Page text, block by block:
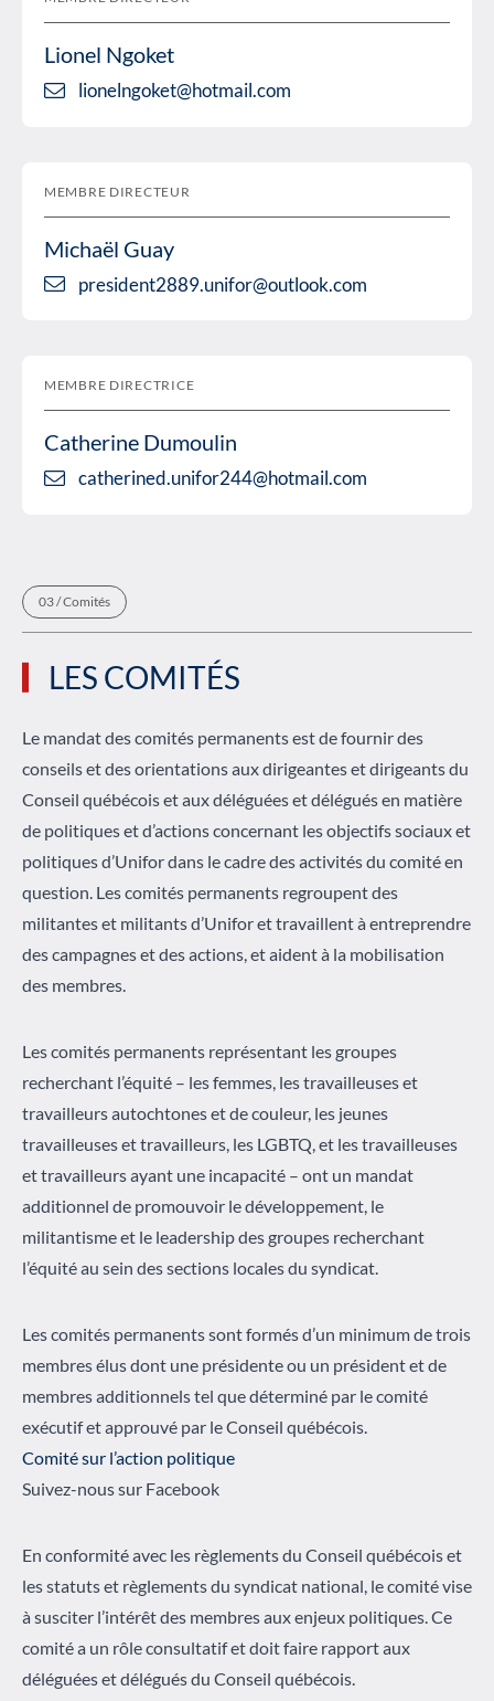
Lionel Ngoket
lionelngoket@hotmail.com
MEMBRE DIRECTEUR
Michaël Guay
president2889.unifor@outlook.com
MEMBRE DIRECTRICE
Catherine Dumoulin
catherined.unifor244@hotmail.com
/Comités
LES COMITÉS
Le mandat des comités permanents est de fournir des
conseils et des orientations aux dirigeantes et dirigeants du
Conseil québécois et aux déléguées et délégués en matière
de politiques et d’actions concernant les objectifs sociaux et
politiques d’Unifor dans le cadre des activités du comité en
question. Les comités permanents regroupent des
militantes et militants d’Unifor et travaillent à entreprendre
des campagnes et des actions, et aident à la mobilisation
des membres.
Les comités permanents représentant les groupes
recherchant l’équité – les femmes, les travailleuses et
travailleurs autochtones et de couleur, les jeunes
travailleuses et travailleurs, les LGBTQ, et les travailleuses
et travailleurs ayant une incapacité – ont un mandat
additionnel de promouvoir le développement, le
militantisme et le leadership des groupes recherchant
l’équité au sein des sections locales du syndicat.
Les comités permanents sont formés d’un minimum de trois
membres élus dont une présidente ou un président et de
membres additionnels tel que déterminé par le comité
exécutif et approuvé par le Conseil québécois.
Comité sur l’action politique
Suivez-nous sur Facebook
En conformité avec les règlements du Conseil québécois et
les statuts et règlements du syndicat national, le comité vise
à susciter l’intérêt des membres aux enjeux politiques. Ce
comité a un rôle consultatif et doit faire rapport aux
déléguées et délégués du Conseil québécois.